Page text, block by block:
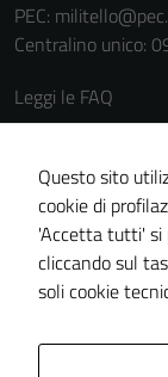
PEC:
Centralino unico:
Leggi le FAQ
Segnalazione
Richiesta
Amministrazione
Informativa privacy
Questo sito
cookie di
'Accetta tutti' si
cliccando sul
soli cookie